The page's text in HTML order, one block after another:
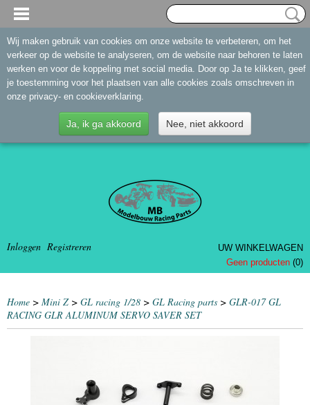
Inloggen Registreren
UW WINKELWAGEN
Geen producten (0)
Home > Mini Z> GL racing 1/28 > GL Racing parts > GLR-017 GL
RACING GLR ALUMINUM SERVO SAVER SET
Wij maken gebruik van cookies om onze website te verbeteren, om het
verkeer op de website te analyseren, om de website naar behoren te laten
werken en voor de koppeling met social media. Door op Ja te klikken, geef
je toestemming voor het plaatsen van alle cookies zoals omschreven in
onze privacy- en cookieverklaring.
Ja, ik ga akkoord Nee, niet akkoord